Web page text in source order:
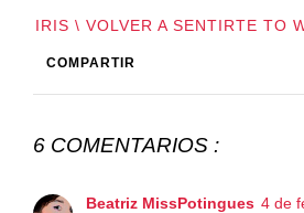
IRIS \ VOLVER A SENTIRTE TO
COMPARTIR
6 COMENTARIOS :
Beatriz MissPotingues 4 de